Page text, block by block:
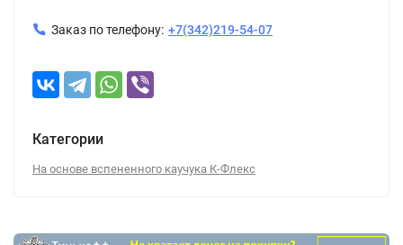
Заказ по телефону: +7(342)219-54-07
Категории
На основе вспененного каучука К-Флекс